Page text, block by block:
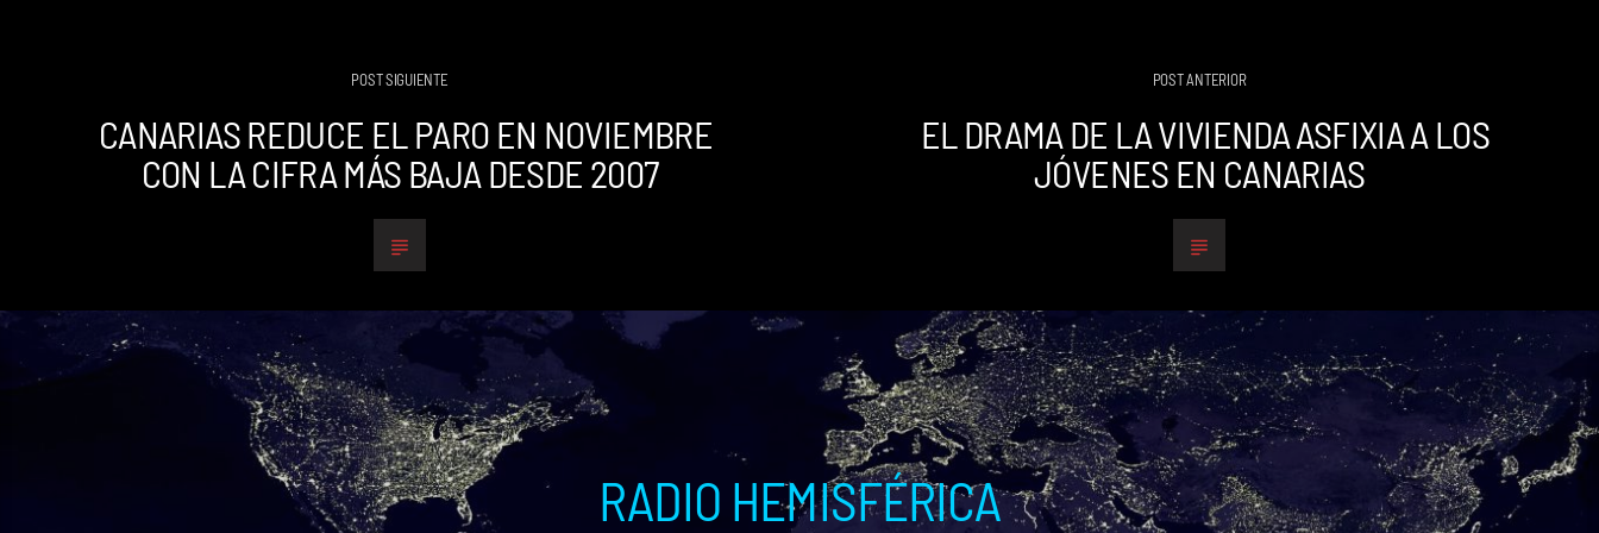
POST SIGUIENTE
CANARIAS REDUCE EL PARO EN NOVIEMBRE
CON LA CIFRA MÁS BAJA DESDE 2007
POST ANTERIOR
EL DRAMA DE LA VIVIENDA ASFIXIA A LOS
JÓVENES EN CANARIAS
RADIO HEMISFÉRICA